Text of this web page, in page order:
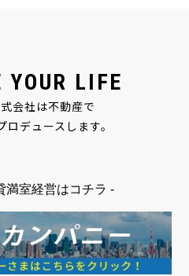
YOUR LIFE
会社は不動産で
デュースします。
満室経営はコチラ -